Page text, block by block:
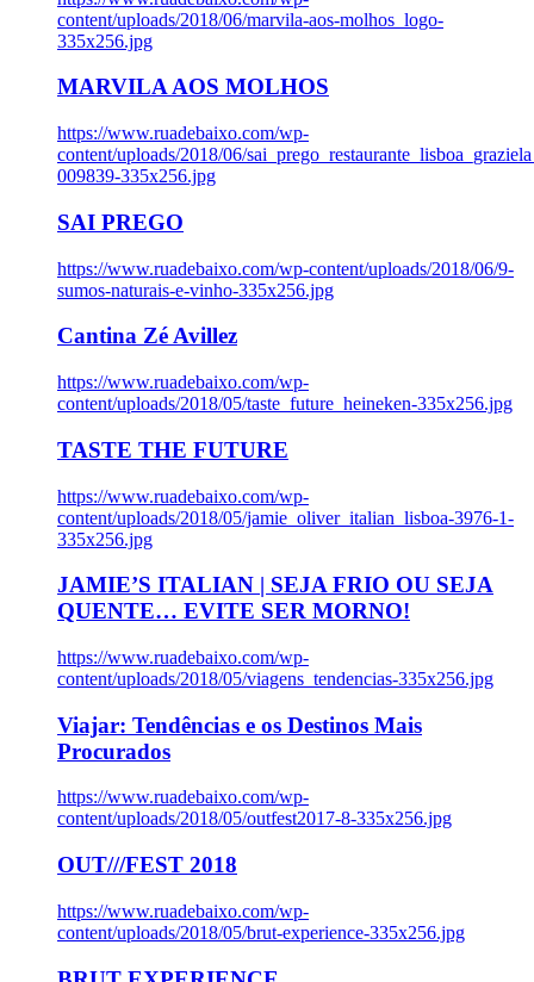
content/uploads/2018/06/marvila-aos-molhos_logo-
335x256.jpg
MARVILA AOS MOLHOS
https://www.ruadebaixo.com/wp-
content/uploads/2018/06/
009839-335x256.jpg
SAI PREGO
https://www.ruadebaixo.com/wp-content/uploads/2018/06/9-
sumos-naturais-e-vinho-335x256.jpg
Cantina Zé Avillez
https://www.ruadebaixo.com/wp-
content/uploads/2018/05/taste_future_heineken-335x256.jpg
TASTE THE FUTURE
https://www.ruadebaixo.com/wp-
content/uploads/2018/05/jamie_oliver_italian_lisboa-3976-1-
335x256.jpg
JAMIE’S ITALIAN | SEJA FRIO OU SEJA
QUENTE… EVITE SER MORNO!
https://www.ruadebaixo.com/wp-
content/uploads/2018/05/viagens_tendencias-335x256.jpg
Viajar: Tendências e os Destinos Mais
Procurados
https://www.ruadebaixo.com/wp-
content/uploads/2018/05/outfest2017-8-335x256.jpg
OUT///FEST 2018
https://www.ruadebaixo.com/wp-
content/uploads/2018/05/brut-experience-335x256.jpg